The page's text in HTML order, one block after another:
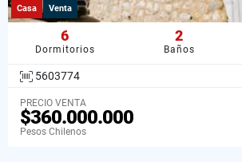
Casa Venta
6
Dormitorios
2
Baños
5603774
PRECIO VENTA
$360.000.000
Pesos Chilenos